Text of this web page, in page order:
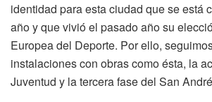
identidad para esta ciudad que se está
año y que vivió el pasado año su
Europea del Deporte. Por ello,
instalaciones con obras como ésta, la
Juventud y la tercera fase del San